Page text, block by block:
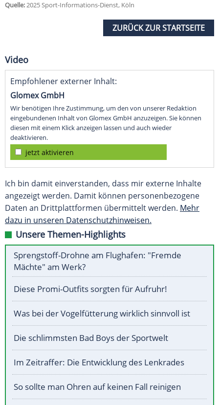
Quelle:2025 Sport-Informations-Dienst, Köln
ZURÜCK ZUR STARTSEITE
Video
Empfohlener externer Inhalt:
Glomex GmbH
Wir benötigen Ihre Zustimmung, um den von unserer Redaktion
eingebundenen Inhalt von Glomex GmbH anzuzeigen. Sie können
diesen mit einem Klick anzeigen lassen und auch wieder
deaktivieren.
jetzt aktivieren
Ich bin damit einverstanden, dass mir externe Inhalte
angezeigt werden. Damit können personenbezogene
Daten an Drittplattformen übermittelt werden. Mehr
dazu in unseren Datenschutzhinweisen.
Unsere Themen-Highlights
Sprengstoff-Drohne am Flughafen: "Fremde
Mächte" am Werk?
Diese Promi-Outfits sorgten für Aufruhr!
Was bei der Vogelfütterung wirklich sinnvoll ist
Die schlimmsten Bad Boys der Sportwelt
Im Zeitraffer: Die Entwicklung des Lenkrades
So sollte man Ohren auf keinen Fall reinigen